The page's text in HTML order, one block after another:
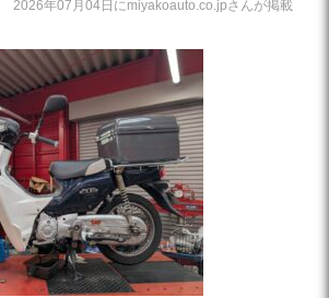
2026年07月04日にmiyakoauto.co.jpさんが掲載